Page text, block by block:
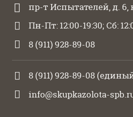
пр-т Испытателей, д. 6,
Пн-Пт: 12:00-19:30; Сб:
8 (911) 928-89-08
8 (911) 928-89-08
info@skupkazolota-